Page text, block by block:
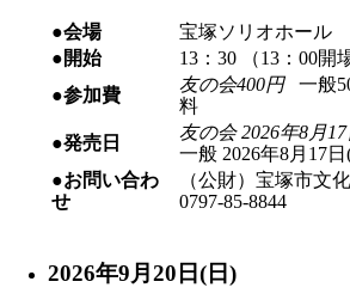
●会場
宝塚ソリオホール
●開始
13：30 （13：00開
●参加費
友の会400円一般
料
●発売日
友の会 2026年8月
一般 2026年8月17
●お問い合わ
せ
（公財）宝塚市文
0797-85-8844
2026年9月20日(日)